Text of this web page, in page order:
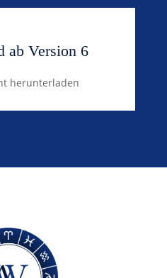
ab Version 6
herunterladen